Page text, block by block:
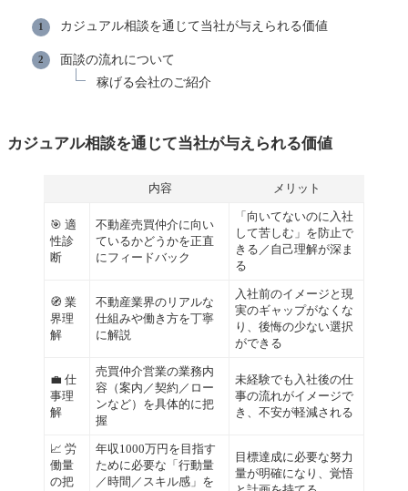
カジュアル相談を通じて当社が与えられる価値
面談の流れについて
稼げる会社のご紹介
カジュアル相談を通じて当社が与えられる価値
内容 メリット
🎯 適
性診
断
不動産売買仲介に向い
ているかどうかを正直
にフィードバック
「向いてないのに入社
して苦しむ」を防止で
きる／自己理解が深ま
る
🧭 業
界理
解
不動産業界のリアルな
仕組みや働き方を丁寧
に解説
入社前のイメージと現
実のギャップがなくな
り、後悔の少ない選択
ができる
💼 仕
事理
解
売買仲介営業の業務内
容（案内／契約／ロー
ンなど）を具体的に把
握
未経験でも入社後の仕
事の流れがイメージで
き、不安が軽減される
📈 労
働量
の把
年収1000万円を目指す
ために必要な「行動量
／時間／スキル感」を
目標達成に必要な努力
量が明確になり、覚悟